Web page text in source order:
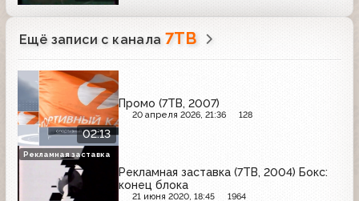
Ещё записи с канала 7ТВ
02:13
Промо (7ТВ, 2007)
20 апреля 2026, 21:36 128
Рекламная заставка (7ТВ, 2004) Бокс:
конец блока
21 июня 2020, 18:45 1964
Рекламная заставка